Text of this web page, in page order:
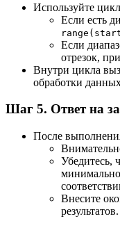
Используйте цикл
Если есть
Если
отрезок,
Внутри цикла
обработки
Шаг 5. Ответ на
После
Убедитесь,
Внесите
результатов.